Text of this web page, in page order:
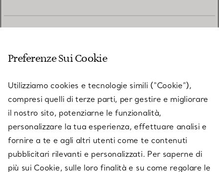
SU TIFFANY & CO.
LEGALE
Preferenze Sui Cookie
Utilizziamo cookies e tecnologie simili (“Cookie”),
compresi quelli di terze parti, per gestire e migliorare
il nostro sito, potenziarne le funzionalità,
personalizzare la tua esperienza, effettuare analisi e
fornire a te e agli altri utenti come te contenuti
pubblicitari rilevanti e personalizzati. Per saperne di
più sui Cookie, sulle loro finalità e su come regolare le